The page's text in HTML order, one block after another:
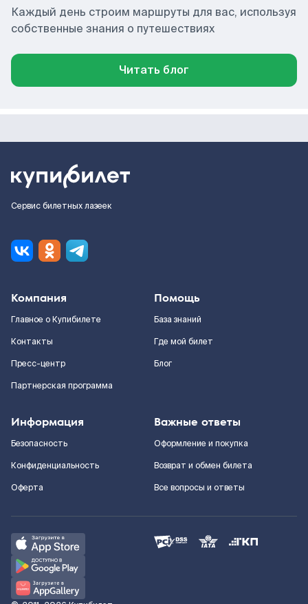
Каждый день строим маршруты для вас, используя
собственные знания о путешествиях
Читать блог
Сервис билетных лазеек
Компания
Главное о Купибилете
Контакты
Пресс-центр
Партнерская программа
Помощь
База знаний
Где мой билет
Блог
Информация
Безопасность
Конфиденциальность
Оферта
Важные ответы
Оформление и покупка
Возврат и обмен билета
Все вопросы и ответы